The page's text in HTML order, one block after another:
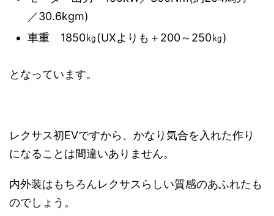
／30.6kgm)
車重 1850㎏(UXよりも＋200～250㎏)
となっています。
レクサス初EVですから、かなり気合を入れた作り
になることは間違いありません。
内外装はもちろんレクサスらしい質感のあふれたも
のでしょう。